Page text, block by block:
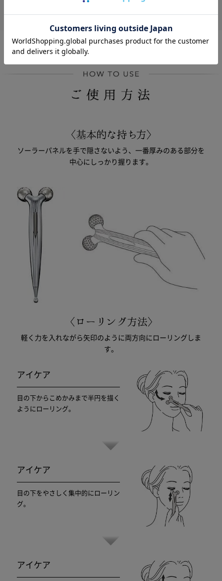
ソーラーパネルを手で隠さないよう、一番厚みのある部分を
中心にしっかり握ります。
軽く力を入れながら矢印のように両方向にローリングしま
す。
アイケア
目の下からこめかみまで半円を描く
ようにローリング。
アイケア
目の下をやさしく集中的にローリン
グ。
アイケア